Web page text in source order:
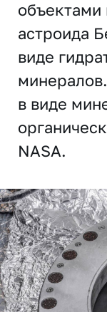
астроида
виде
в виде
NASA.